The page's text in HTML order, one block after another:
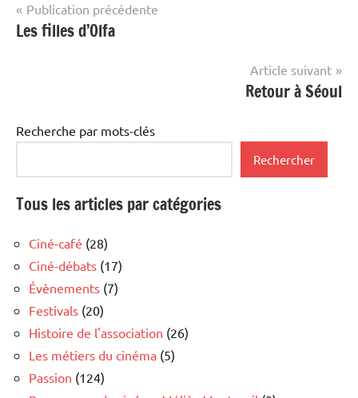
Navigation
de
Publication précédente
Les filles d’Olfa
Article suivant
Retour à Séoul
Recherche par mots-clés
Rechercher
Tous les articles par catégories
Ciné-café (28)
Ciné-débats (17)
Évènements (7)
Festivals (20)
Histoire de l'association (26)
Les métiers du cinéma (5)
Passion (124)